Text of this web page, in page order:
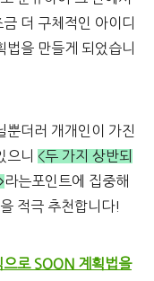
더 구체적인 아이디
을 만들게 되었습니
뿐더러 개개인이 가진
으니 <두 가지 상반되
라는포인트에 집중해
적극 추천합니다!
으로 SOON 계획법을